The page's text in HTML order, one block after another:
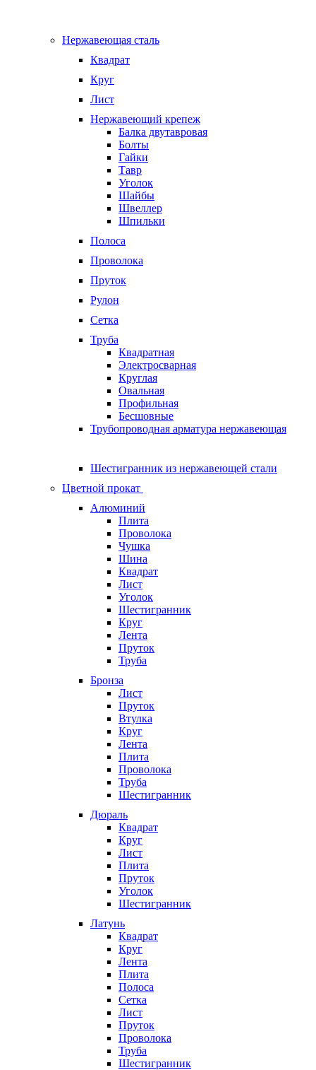
Нержавеющая сталь
Квадрат
Круг
Лист
Нержавеющий крепеж
Балка двутавровая
Болты
Гайки
Тавр
Уголок
Шайбы
Швеллер
Шпильки
Полоса
Проволока
Пруток
Рулон
Сетка
Труба
Квадратная
Электросварная
Круглая
Овальная
Профильная
Бесшовные
Трубопроводная арматура нержавеющая
Шестигранник из нержавеющей стали
Цветной прокат
Алюминий
Плита
Проволока
Чушка
Шина
Квадрат
Лист
Уголок
Шестигранник
Круг
Лента
Пруток
Труба
Бронза
Лист
Пруток
Втулка
Круг
Лента
Плита
Проволока
Труба
Шестигранник
Дюраль
Квадрат
Круг
Лист
Плита
Пруток
Уголок
Шестигранник
Латунь
Квадрат
Круг
Лента
Плита
Полоса
Сетка
Лист
Пруток
Проволока
Труба
Шестигранник